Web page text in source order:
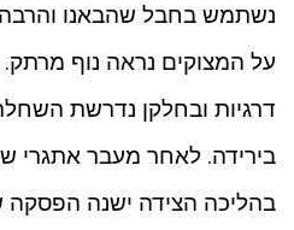
נשתמש בחבל שהבאנו והרבה
על המצוקים נראה נוף
דרגיות ובחלקן נדרשת
בירידה. לאחר מעבר אתגרי